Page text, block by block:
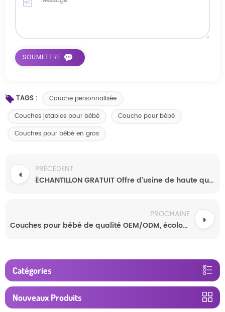
TAGS :
Couche personnalisée
Couches jetables pour bébé
Couche pour bébé
Couches pour bébé en gros
PRÉCÉDENT
ÉCHANTILLON GRATUIT Offre d'usine de haute qualité Couches jetables personnalisées pour bébé Couches en gros
PROCHAINE
Couches pour bébé de qualité OEM/ODM, écologiques, à haute absorption, vente en gros
Catégories
Nouveaux Produits